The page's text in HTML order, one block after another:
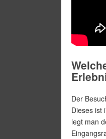
Der
Dieses ist
legt man